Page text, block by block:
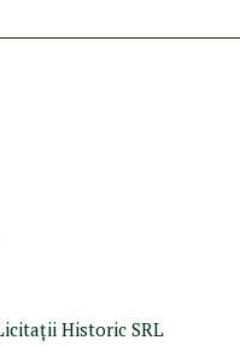
Historic SRL